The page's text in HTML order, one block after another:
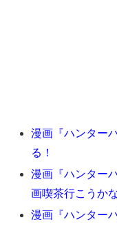
漫画『ハンター
る！
漫画『ハンター
画喫茶行こうか
漫画『ハンター